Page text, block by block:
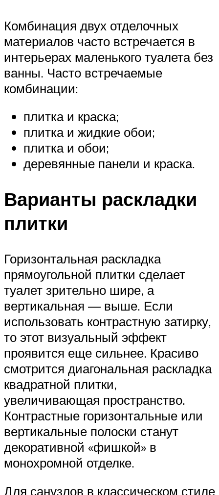
Комбинация двух отделочных
материалов часто встречается в
интерьерах маленького туалета без
ванны. Часто встречаемые
комбинации:
плитка и краска;
плитка и жидкие обои;
плитка и обои;
деревянные панели и краска.
Варианты раскладки
плитки
Горизонтальная раскладка
прямоугольной плитки сделает
туалет зрительно шире, а
вертикальная — выше. Если
использовать контрастную затирку,
то этот визуальный эффект
проявится еще сильнее. Красиво
смотрится диагональная раскладка
квадратной плитки,
увеличивающая пространство.
Контрастные горизонтальные или
вертикальные полоски станут
декоративной «фишкой» в
монохромной отделке.
Для санузлов в классическом стиле